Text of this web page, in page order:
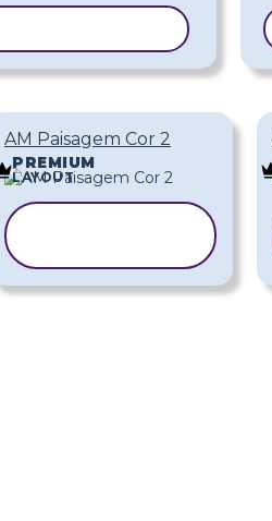
AM Paisagem Cor 2
PREMIUM
LAYOUT